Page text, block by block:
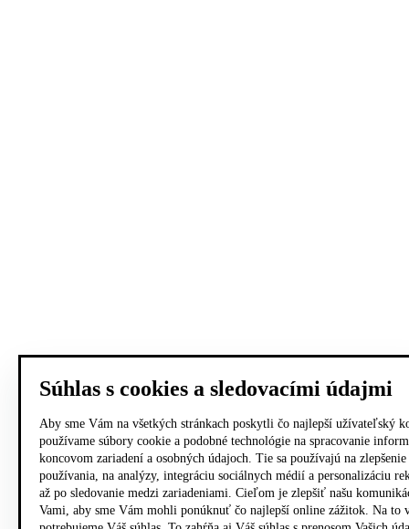
Súhlas s cookies a sledovacími údajmi
Aby sme Vám na všetkých stránkach poskytli čo najlepší užívateľský
používame súbory cookie a podobné technológie na spracovanie
koncovom zariadení a osobných údajoch. Tie sa používajú na zlepšenie
používania, na analýzy, integráciu sociálnych médií a personalizáciu
až po sledovanie medzi zariadeniami. Cieľom je zlepšiť našu
Vami, aby sme Vám mohli ponúknuť čo najlepší online zážitok. Na to